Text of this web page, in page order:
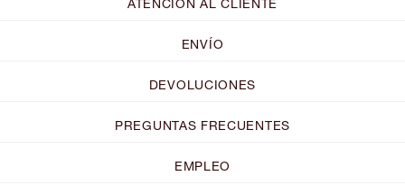
ENVÍO
DEVOLUCIONES
PREGUNTAS FRECUENTES
EMPLEO